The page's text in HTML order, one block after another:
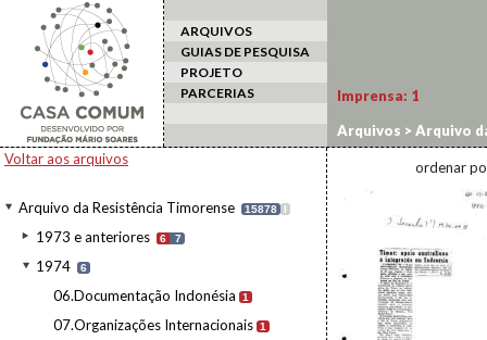
ARQUIVOS
GUIAS DE PESQUISA
PROJETO
PARCERIAS
Voltar aos arquivos
Arquivo da Resistência Timorense 15878 I
1973 e anteriores 6 7
1974 6
06.Documentação Indonésia 1
07.Organizações Internacionais 1
Imprensa: 1
Arquivos >Arquivo
ordenar